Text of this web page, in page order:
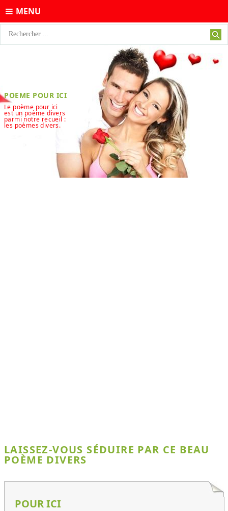
MENU
POEME POUR ICI
Le poème pour ici
est un poème divers
parmi notre recueil :
les poèmes divers.
LAISSEZ-VOUS SÉDUIRE PAR CE BEAU
POÈME DIVERS
POUR ICI